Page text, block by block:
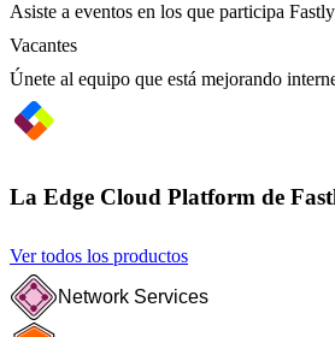
Asiste a eventos en los que participa Fastly
Vacantes
Únete al equipo que está mejorando
La Edge Cloud Platform de
Ver todos los productos
Network Services